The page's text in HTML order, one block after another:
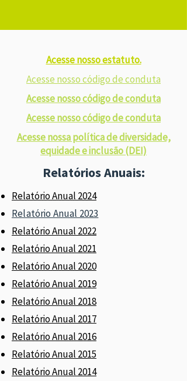
Acesse nosso estatuto.
Acesse nosso código de conduta
Acesse nosso código de conduta
Acesse nosso código de conduta
Acesse nossa política de diversidade,
equidade e inclusão (DEI)
Relatórios Anuais:
Relatório Anual 2024
Relatório Anual 2023
Relatório Anual 2022
Relatório Anual 2021
Relatório Anual 2020
Relatório Anual 2019
Relatório Anual 2018
Relatório Anual 2017
Relatório Anual 2016
Relatório Anual 2015
Relatório Anual 2014